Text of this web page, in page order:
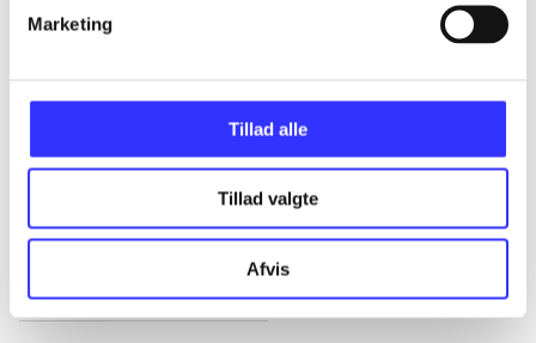
Marketing
Tillad alle
Tillad valgte
Afvis
...
...